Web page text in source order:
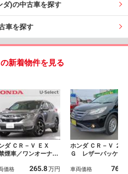
ダ)の中古車を探す
車を探す
新着物件を見る
ダ ＣＲ－Ｖ ＥＸ
煙車／ワンオーナー
ーナビ／Ｂｌｕｅｔ
価格 265.8万円
ホンダ ＣＲ－Ｖ ２４
Ｇ レザーパッケ
距離無制限）／１オ
車両価格 76.4